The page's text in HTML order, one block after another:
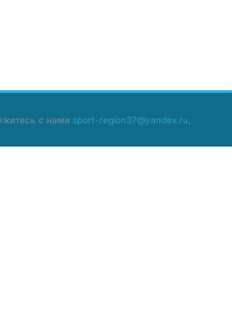
с нами sport-region37@yandex.ru